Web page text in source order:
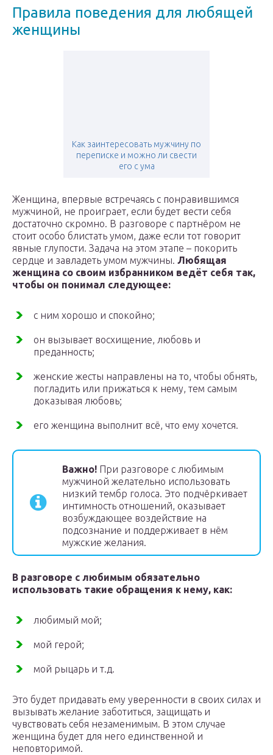
Правила поведения для любящей
женщины
Как заинтересовать мужчину по
переписке и можно ли свести
его с ума
Женщина, впервые встречаясь с понравившимся
мужчиной, не проиграет, если будет вести себя
достаточно скромно. В разговоре с партнёром не
стоит особо блистать умом, даже если тот говорит
явные глупости. Задача на этом этапе – покорить
сердце и завладеть умом мужчины. Любящая
женщина со своим избранником ведёт себя так,
чтобы он понимал следующее:
с ним хорошо и спокойно;
он вызывает восхищение, любовь и
преданность;
женские жесты направлены на то, чтобы обнять,
погладить или прижаться к нему, тем самым
доказывая любовь;
его женщина выполнит всё, что ему хочется.
Важно! При разговоре с любимым
мужчиной желательно использовать
низкий тембр голоса. Это подчёркивает
интимность отношений, оказывает
возбуждающее воздействие на
подсознание и поддерживает в нём
мужские желания.
В разговоре с любимым обязательно
использовать такие обращения к нему, как:
любимый мой;
мой герой;
мой рыцарь и т.д.
Это будет придавать ему уверенности в своих силах и
вызывать желание заботиться, защищать и
чувствовать себя незаменимым. В этом случае
женщина будет для него единственной и
неповторимой.